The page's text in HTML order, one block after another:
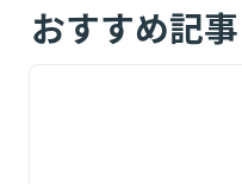
おすすめ記事
タイミーは中高年でも